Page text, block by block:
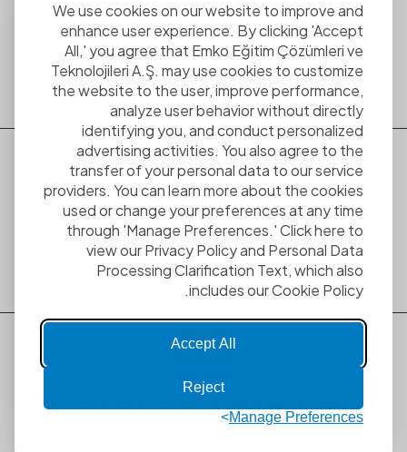
We use cookies on our website to improve and
enhance user experience. By clicking 'Accept
All,' you agree that Emko Eğitim Çözümleri ve
Teknolojileri A.Ş. may use cookies to customize
the website to the user, improve performance,
analyze user behavior without directly
identifying you, and conduct personalized
advertising activities. You also agree to the
transfer of your personal data to our service
providers. You can learn more about the cookies
used or change your preferences at any time
through 'Manage Preferences.' Click here to
view our Privacy Policy and Personal Data
Processing Clarification Text, which also
includes our Cookie Policy.
Accept All
Reject
Manage Preferences
اتصل بنا
اتصل بنا
+90 212 886 86 85
info@emkotech.com
EmkoTech هي علامة تجارية تابعة لشركة Emko Education
Solutions.